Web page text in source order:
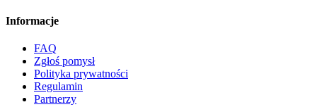
Informacje
FAQ
Zgłoś pomysł
Polityka prywatności
Regulamin
Partnerzy